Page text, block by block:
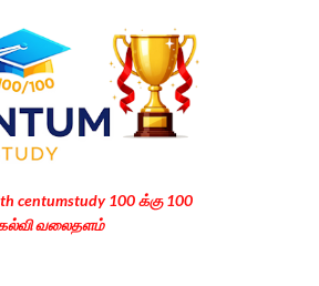
to main content
centumstudy 100 க்கு 100
வலைதளம்